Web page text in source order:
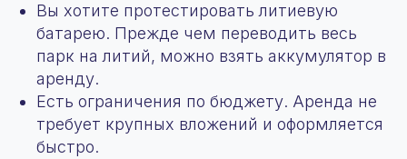
Вы хотите протестировать литиевую
батарею. Прежде чем переводить весь
парк на литий, можно взять аккумулятор в
аренду.
Есть ограничения по бюджету. Аренда не
требует крупных вложений и оформляется
быстро.